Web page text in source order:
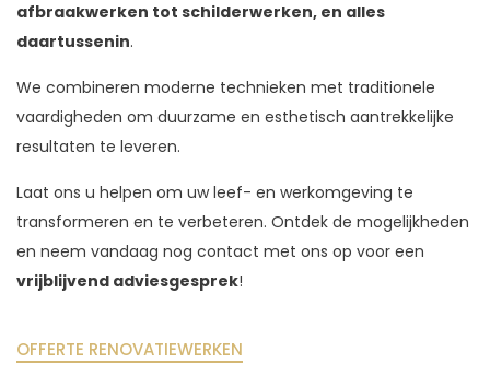
afbraakwerken tot schilderwerken, en alles
daartussenin.
We combineren moderne technieken met traditionele
vaardigheden om duurzame en esthetisch aantrekkelijke
resultaten te leveren.
Laat ons u helpen om uw leef- en werkomgeving te
transformeren en te verbeteren. Ontdek de mogelijkheden
en neem vandaag nog contact met ons op voor een
vrijblijvend adviesgesprek!
OFFERTE RENOVATIEWERKEN